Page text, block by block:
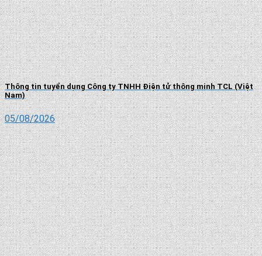
Thông tin tuyển dụng Công ty TNHH Điện tử thông minh TCL (Việt
Nam)
05/08/2026